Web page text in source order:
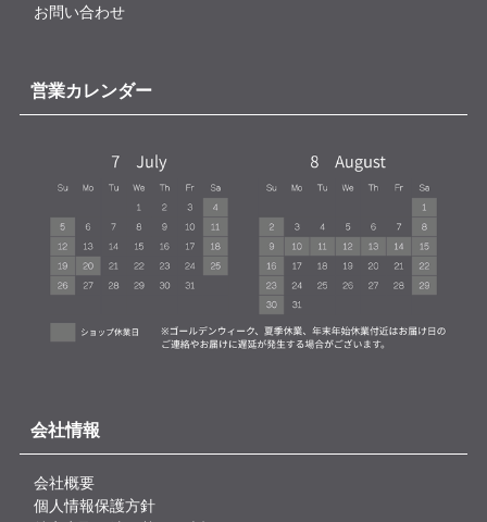
お問い合わせ
営業カレンダー
会社情報
会社概要
個人情報保護方針